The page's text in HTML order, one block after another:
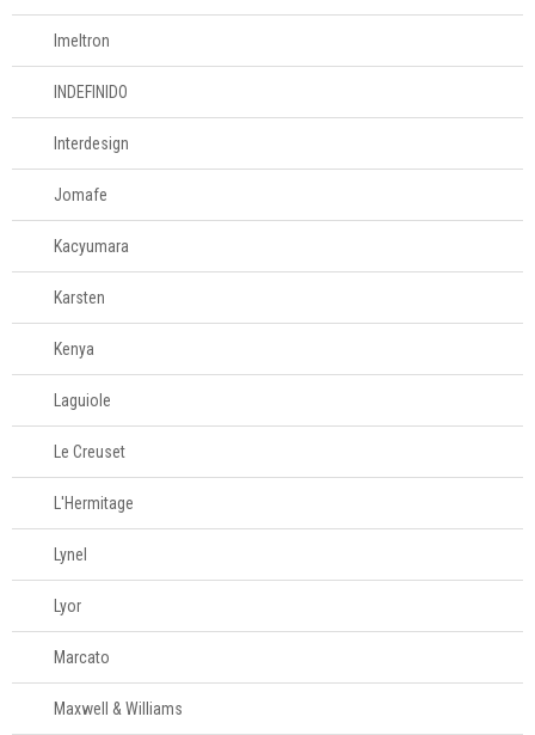
Imeltron
INDEFINIDO
Interdesign
Jomafe
Kacyumara
Karsten
Kenya
Laguiole
Le Creuset
L'Hermitage
Lynel
Lyor
Marcato
Maxwell & Williams